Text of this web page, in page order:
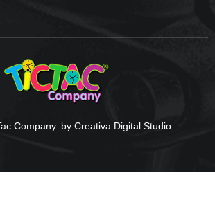
Company. by Creativa Digital Studio.